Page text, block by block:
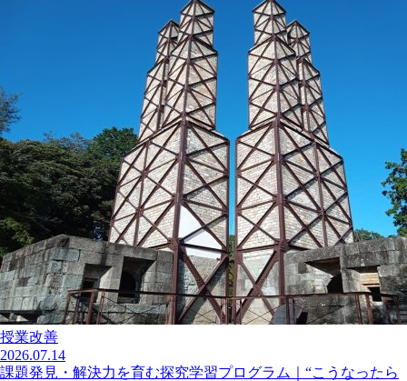
授業改善
2026.07.14
課題発見・解決力を育む探究学習プログラム｜“こうなったら